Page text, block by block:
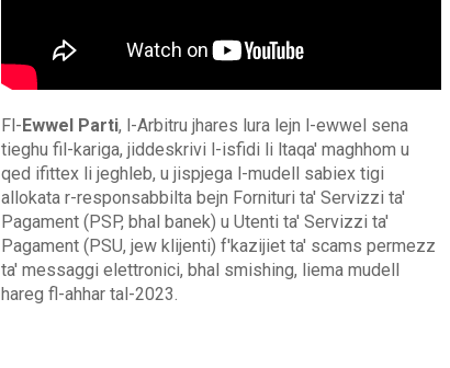
Fl-Ewwel Parti, l-Arbitru jhares lura lejn l-ewwel sena
tieghu fil-kariga, jiddeskrivi l-isfidi li ltaqa' maghhom u
qed ifittex li jeghleb, u jispjega l-mudell sabiex tigi
allokata r-responsabbilta bejn Fornituri ta' Servizzi ta'
Pagament (PSP, bhal banek) u Utenti ta' Servizzi ta'
Pagament (PSU, jew klijenti) f'kazijiet ta' scams permezz
ta' messaggi elettronici, bhal smishing, liema mudell
hareg fl-ahhar tal-2023.